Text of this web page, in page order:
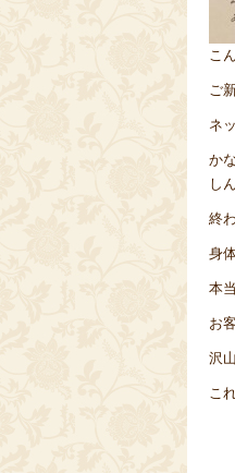
こ
ご
ネ
か
し
終
身
本
お
沢
こ